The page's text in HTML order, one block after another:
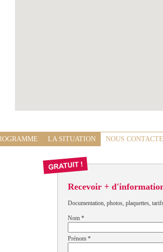
LA SITUATION NOUS
Recevoir +
Documentation, photos, plaquettes,
Nom *
Prénom *